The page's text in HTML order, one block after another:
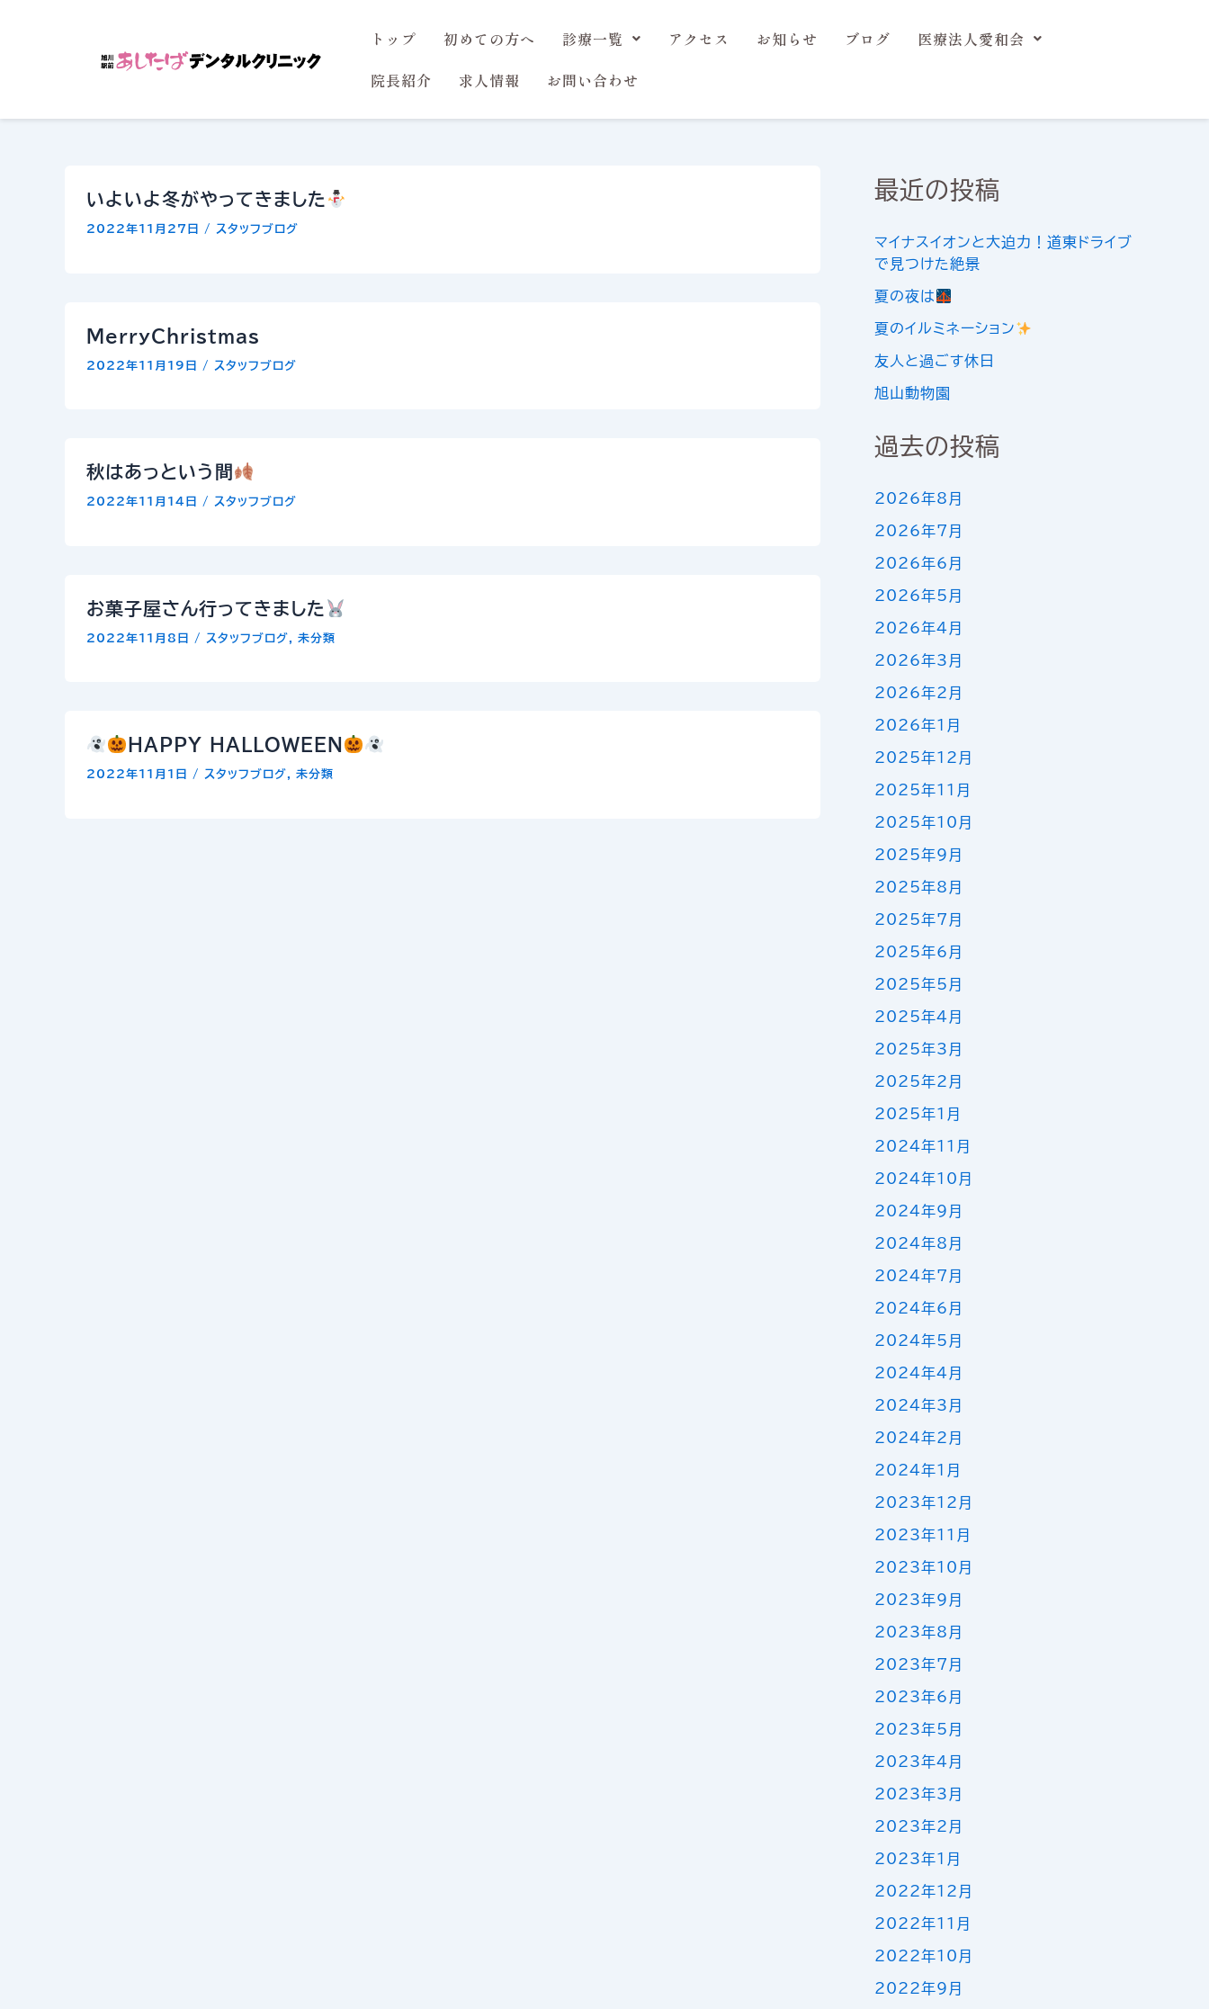
トップ 初めての方へ 診療一覧 アクセス お知らせ ブログ
医療法人愛和会
院長紹介
求人情報 お問い合わせ
いよいよ冬がやってきました
2022年11月27日 / スタッフブログ
MerryChristmas
2022年11月19日 / スタッフブログ
秋はあっという間
2022年11月14日 / スタッフブログ
お菓子屋さん行ってきました
2022年11月8日 / スタッフブログ, 未分類
HAPPY HALLOWEEN
2022年11月1日 / スタッフブログ, 未分類
最近の投稿
マイナスイオンと大迫力！道東ドライブ
で見つけた絶景
夏の夜は
夏のイルミネーション
友人と過ごす休日
旭山動物園
過去の投稿
2026年8月
2026年7月
2026年6月
2026年5月
2026年4月
2026年3月
2026年2月
2026年1月
2025年12月
2025年11月
2025年10月
2025年9月
2025年8月
2025年7月
2025年6月
2025年5月
2025年4月
2025年3月
2025年2月
2025年1月
2024年11月
2024年10月
2024年9月
2024年8月
2024年7月
2024年6月
2024年5月
2024年4月
2024年3月
2024年2月
2024年1月
2023年12月
2023年11月
2023年10月
2023年9月
2023年8月
2023年7月
2023年6月
2023年5月
2023年4月
2023年3月
2023年2月
2023年1月
2022年12月
2022年11月
2022年10月
2022年9月